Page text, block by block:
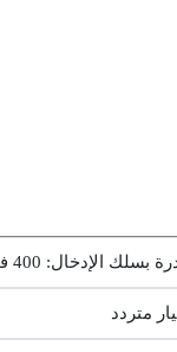
400 فولت أمبير / 240 وات